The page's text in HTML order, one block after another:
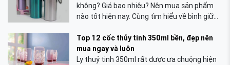
không? Giá bao nhiêu? Nên mua sản phẩm
nào tốt hiện nay. Cùng tìm hiểu về bình giữ
Top 12 cốc thủy tinh 350ml bền, đẹp nên
mua ngay và luôn
Ly thuỷ tinh 350ml rất được ưa chuộng hiện